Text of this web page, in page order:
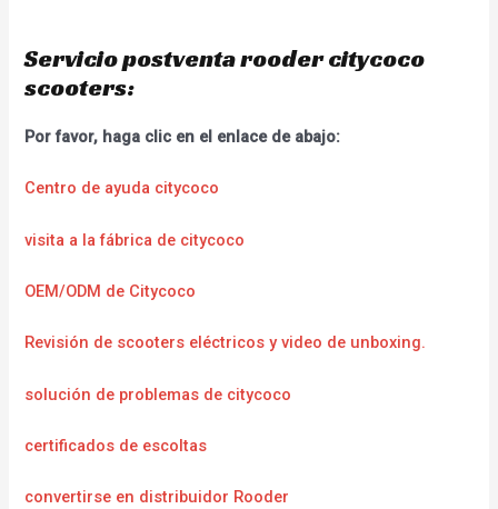
Servicio postventa rooder citycoco
scooters:
Por favor, haga clic en el enlace de abajo:
Centro de ayuda citycoco
visita a la fábrica de citycoco
OEM/ODM de Citycoco
Revisión de scooters eléctricos y video de unboxing.
solución de problemas de citycoco
certificados de escoltas
convertirse en distribuidor Rooder